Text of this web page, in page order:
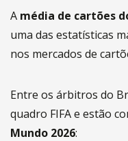
A média de cartões
uma das estatísticas
nos mercados de
Entre os árbitros do
quadro FIFA e estão
Mundo 2026: